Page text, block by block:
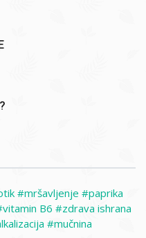
mršavljenje
paprika
vitamin B6
zdrava ishrana
mučnina